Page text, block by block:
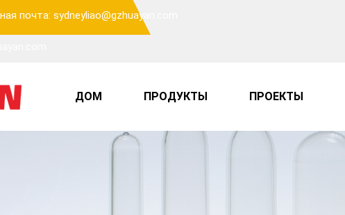
почта: sydneyliao@gzhuayan.com
ДОМ ПРОДУКТЫ ПРОЕКТЫ